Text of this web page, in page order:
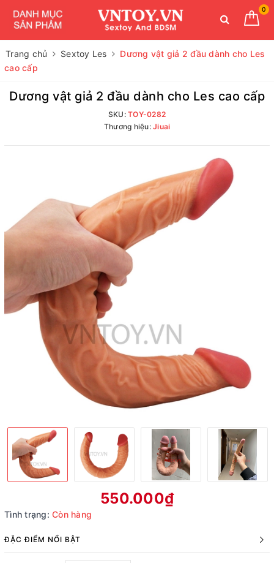
0
Trang chủ Sextoy Les
Dương vật giả 2 đầu dành cho Les
cao cấp
Dương vật giả 2 đầu dành cho Les cao cấp
SKU:TOY-0282
Thương hiệu: Jiuai
550.000₫
Tình trạng: Còn hàng
ĐẶC ĐIỂM NỔI BẬT